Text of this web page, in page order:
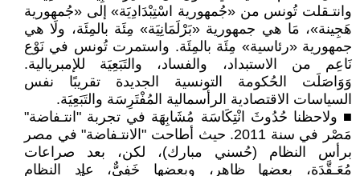
وانتـقلت تُونس من «جُمهورية اسْتِبْدَادِيَة» إلى «جُمهورية
هَجِينة»، مَا هي جمهورية «بَرْلَمَانِيَة» مِئَة بالمِئَة، ولَا هي
جمهورية «رئاسية» مِئَة بالمِئَة. واستمرت تُونس في نَوْع
نَاعِم من الاستبداد، والفساد، والتَبَعِيَة للإمبريالية.
وَوَاصَلَت الحُكومة التونسية الجديدة تقريبًا نفس
السياسات الاقتصادية الرأسمالية المُفْتَرِسَة والتَبَعِيَة.
■ ولاحظنا حُدُوثَ انْتِكَاسَة مُشَابِهَة في تجربة "انتـفاضة"
مَصْر في سنة 2011. حيث أطاحت "الانتـفاضة" في مصر
برأس النظام (حُسني مبارك)، لكن، بعد صراعات
مُعَـقَّدَة، بعضها ظاهر، وبعضها خَفِيٌّ، عاد النظام